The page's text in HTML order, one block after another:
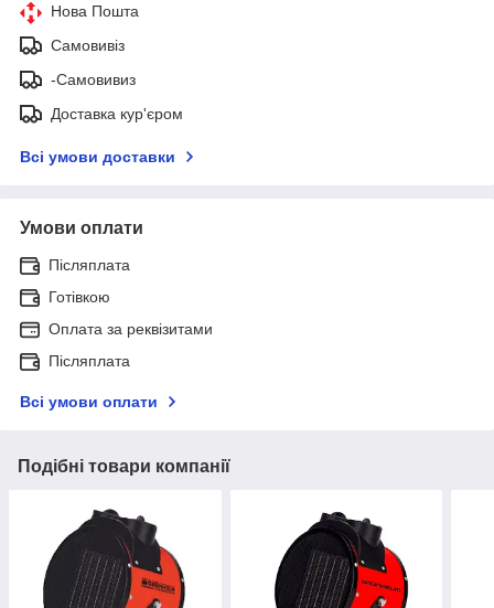
Нова Пошта
Самовивіз
-Самовивиз
Доставка кур'єром
Всі умови доставки
Умови оплати
Післяплата
Готівкою
Оплата за реквізитами
Післяплата
Всі умови оплати
Подібні товари компанії